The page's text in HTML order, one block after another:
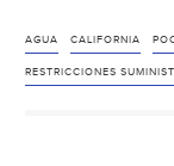
alerta
de
AGUA CALIFORNIA
RESTRICCIONES